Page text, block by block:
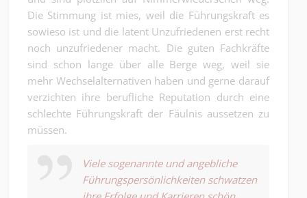
Die Stimmung ist mies, weil die Führungskraft es
sowieso ist und die latent Unzufriedenen erst recht
noch unzufriedener macht. Die guten Fachkräfte
sind schon lange über alle Berge weg, weil sie
mehr Wechselalternativen haben und gerne darauf
verzichten ihre berufliche Reputation durch eine
schlechte Führungskraft der Fäulnis aussetzen zu
müssen.
Viele sogenannte und angebliche
Führungspersönlichkeiten schwatzen